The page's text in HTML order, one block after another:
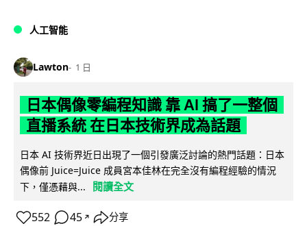
人工智能
Lawton 1 日
日本偶像零編程知識 靠 AI 搞了一整個
直播系統 在日本技術界成為話題
日本 AI 技術界近日出現了一個引發廣泛討論的熱門話題：日本
偶像前 Juice=Juice 成員宮本佳林在完全沒有編程經驗的情況
下，僅憑藉與...
閱讀全文
552 45 ↗ 分享